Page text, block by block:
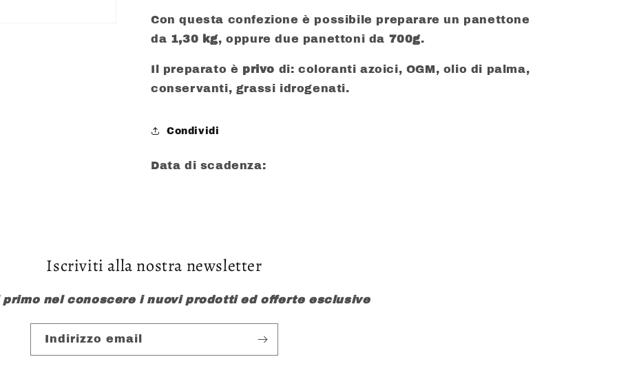
Con questa confezione è possibile preparare un panettone
da 1,30 kg, oppure due panettoni da 700g.
Il preparato è privo di: coloranti azoici, OGM, olio di palma,
conservanti, grassi idrogenati.
Condividi
Data di scadenza:
Iscriviti alla nostra newsletter
primo nel conoscere i nuovi prodotti ed offerte esclusive
Indirizzo email